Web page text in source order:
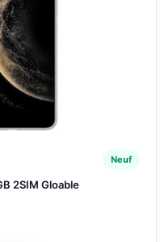
Neuf
2SIM Gloable